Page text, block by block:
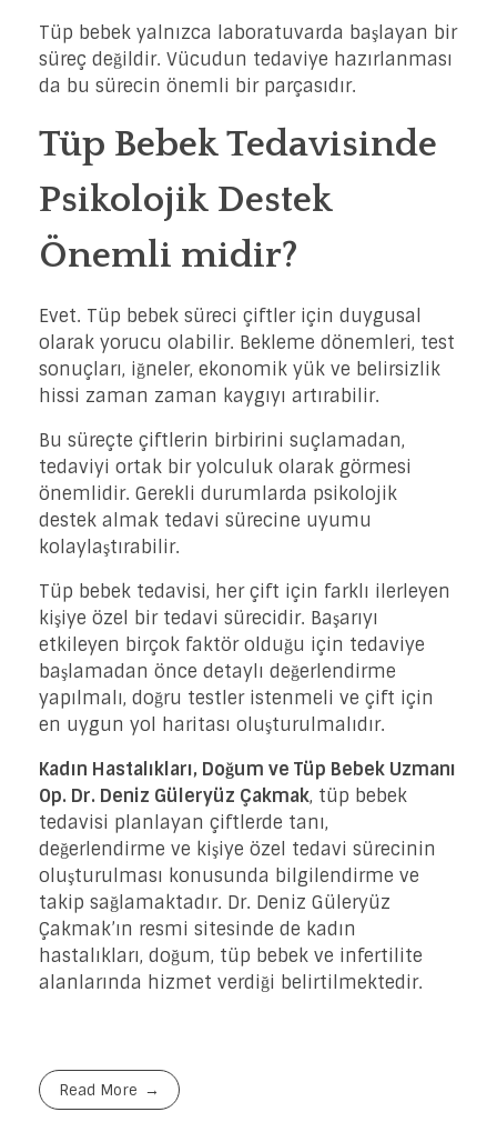
Tüp bebek yalnızca laboratuvarda başlayan bir
süreç değildir. Vücudun tedaviye hazırlanması
da bu sürecin önemli bir parçasıdır.
Tüp Bebek Tedavisinde
Psikolojik Destek
Önemli midir?
Evet. Tüp bebek süreci çiftler için duygusal
olarak yorucu olabilir. Bekleme dönemleri, test
sonuçları, iğneler, ekonomik yük ve belirsizlik
hissi zaman zaman kaygıyı artırabilir.
Bu süreçte çiftlerin birbirini suçlamadan,
tedaviyi ortak bir yolculuk olarak görmesi
önemlidir. Gerekli durumlarda psikolojik
destek almak tedavi sürecine uyumu
kolaylaştırabilir.
Tüp bebek tedavisi, her çift için farklı ilerleyen
kişiye özel bir tedavi sürecidir. Başarıyı
etkileyen birçok faktör olduğu için tedaviye
başlamadan önce detaylı değerlendirme
yapılmalı, doğru testler istenmeli ve çift için
en uygun yol haritası oluşturulmalıdır.
Kadın Hastalıkları, Doğum ve Tüp Bebek Uzmanı
Op. Dr. Deniz Güleryüz Çakmak, tüp bebek
tedavisi planlayan çiftlerde tanı,
değerlendirme ve kişiye özel tedavi sürecinin
oluşturulması konusunda bilgilendirme ve
takip sağlamaktadır. Dr. Deniz Güleryüz
Çakmak’ın resmi sitesinde de kadın
hastalıkları, doğum, tüp bebek ve infertilite
alanlarında hizmet verdiği belirtilmektedir.
Read More